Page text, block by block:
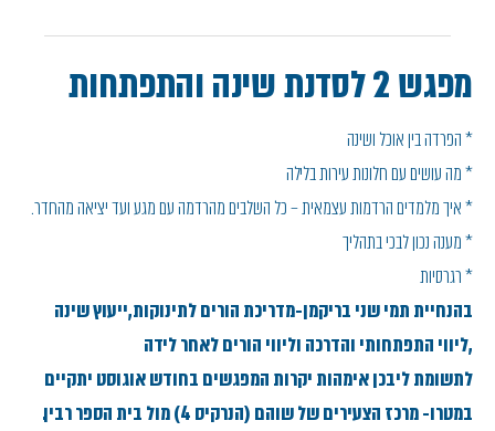
מפגש 2 לסדנת שינה והתפתחות
* הפרדה בין אוכל ושינה
* מה עושים עם חלונות עירות בלילה
* איך מלמדים הרדמות עצמאית – כל השלבים מהרדמה עם מגע ועד יציאה מהחדר.
* מענה נכון לבכי בתהליך
* רגרסיות
בהנחיית תמי שני בריקמן-מדריכת הורים לתינוקות,ייעוץ שינה
,ליווי התפתחותי והדרכה וליווי הורים לאחר לידה
לתשומת ליבכן אימהות יקרות המפגשים בחודש אוגוסט יתקיים
במטרו- מרכז הצעירים של שוהם (הנרקיס 4) מול בית הספר רבין.